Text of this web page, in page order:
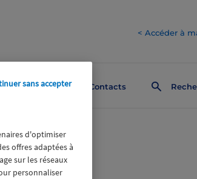
< Accéder à
Contacts
d'optimiser
offres adaptées à
sur les réseaux
personnaliser
sans accepter